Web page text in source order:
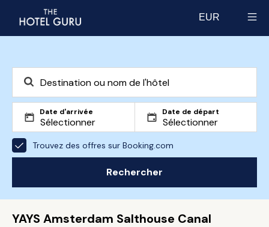
EUR
Date d'arrivée Date de départ
Trouvez des offres sur Booking.com
Rechercher
YAYS Amsterdam Salthouse Canal